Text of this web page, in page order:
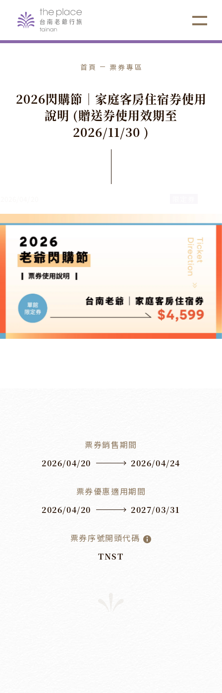
首頁 票券專區
2026閃購節 ｜ 家庭客房住宿券使用
說明 (贈送券使用效期至
2026/11/30 )
票券銷售期間
2026/04/20 2026/04/24
票券優惠適用期間
2026/04/20 2027/03/31
票券序號開頭代碼
TNST